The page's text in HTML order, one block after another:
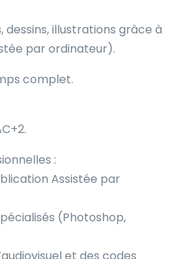
dessins, illustrations grâce à
par ordinateur).
complet.
:
Assistée par
(Photoshop,
et des codes